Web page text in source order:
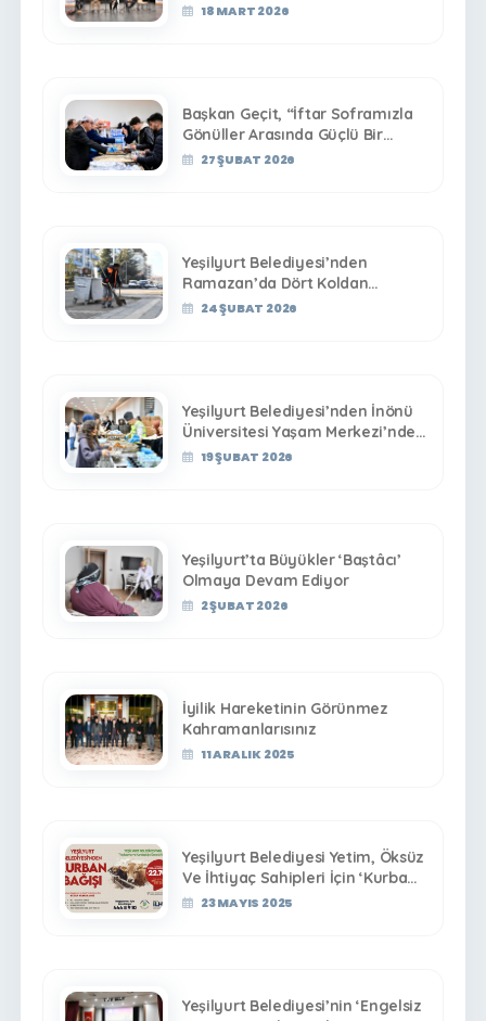
18 MART 2026
Başkan Geçit, “İftar Soframızla
Gönüller Arasında Güçlü Bir
Köprü Kuruyoruz”
27 ŞUBAT 2026
Yeşilyurt Belediyesi’nden
Ramazan’da Dört Koldan
Temizlik Seferberliği!
24 ŞUBAT 2026
Yeşilyurt Belediyesi’nden İnönü
Üniversitesi Yaşam Merkezi’nde
Gönül Sofrası!
19 ŞUBAT 2026
Yeşilyurt’ta Büyükler ‘Baştâcı’
Olmaya Devam Ediyor
2 ŞUBAT 2026
İyilik Hareketinin Görünmez
Kahramanlarısınız
11 ARALIK 2025
Yeşilyurt Belediyesi Yetim, Öksüz
Ve İhtiyaç Sahipleri İçin ‘Kurban
Bağış’ Hizmetini Başlattı
23 MAYIS 2025
Yeşilyurt Belediyesi’nin ‘Engelsiz